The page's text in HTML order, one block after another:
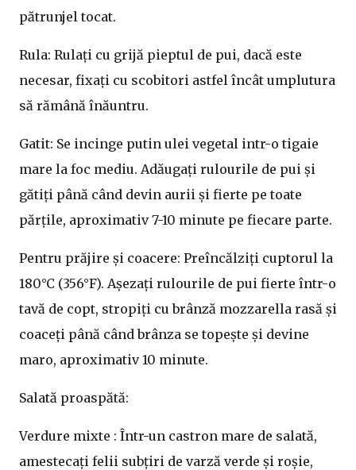
pătrunjel tocat.
Rula: Rulați cu grijă pieptul de pui, dacă este
necesar, fixați cu scobitori astfel încât umplutura
să rămână înăuntru.
Gatit: Se incinge putin ulei vegetal intr-o tigaie
mare la foc mediu. Adăugați rulourile de pui și
gătiți până când devin aurii și fierte pe toate
părțile, aproximativ 7-10 minute pe fiecare parte.
Pentru prăjire și coacere: Preîncălziți cuptorul la
180°C (356°F). Așezați rulourile de pui fierte într-o
tavă de copt, stropiți cu brânză mozzarella rasă și
coaceți până când brânza se topește și devine
maro, aproximativ 10 minute.
Salată proaspătă:
Verdure mixte : Într-un castron mare de salată,
amestecați felii subțiri de varză verde și roșie,